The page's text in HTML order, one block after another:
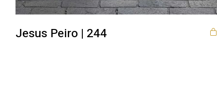
Jesus Peiro | 244